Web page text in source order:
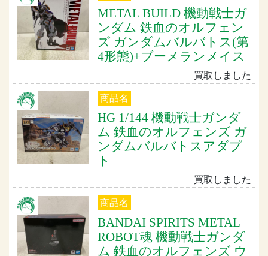
METAL BUILD 機動戦士ガ
ンダム 鉄血のオルフェン
ズ ガンダムバルバトス(第
4形態)+ブーメランメイス
買取しました
商品名
HG 1/144 機動戦士ガンダ
ム 鉄血のオルフェンズ ガ
ンダムバルバトスアダプ
ト
買取しました
商品名
BANDAI SPIRITS METAL
ROBOT魂 機動戦士ガンダ
ム 鉄血のオルフェンズ ウ